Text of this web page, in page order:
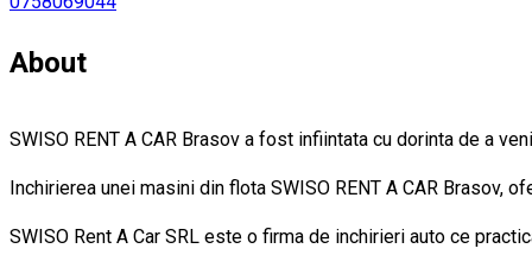
About
SWISO RENT A CAR Brasov a fost infiintata cu dorinta de a
Inchirierea unei masini din flota SWISO RENT A CAR
SWISO Rent A Car SRL este o firma de inchirieri auto ce